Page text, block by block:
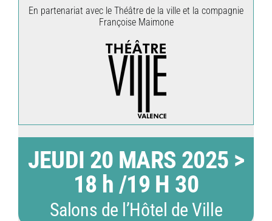
En partenariat avec le Théâtre de la ville et la compagnie
Françoise Maimone
JEUDI 20 MARS 2025 >
18 h /19 H 30
Salons de l’Hôtel de Ville